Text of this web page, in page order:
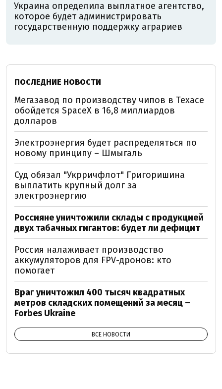
Украина определила выплатное агентство,
которое будет администрировать
государственную поддержку аграриев
ПОСЛЕДНИЕ НОВОСТИ
Мегазавод по производству чипов в Техасе
обойдется SpaceX в 16,8 миллиардов
долларов
Электроэнергия будет распределяться по
новому принципу – Шмыгаль
Суд обязал "Укрричфлот" Григоришина
выплатить крупный долг за
электроэнергию
Россияне уничтожили склады с продукцией
двух табачных гигантов: будет ли дефицит
Россия налаживает производство
аккумуляторов для FPV-дронов: кто
помогает
Враг уничтожил 400 тысяч квадратных
метров складских помещений за месяц –
Forbes Ukraine
ВСЕ НОВОСТИ